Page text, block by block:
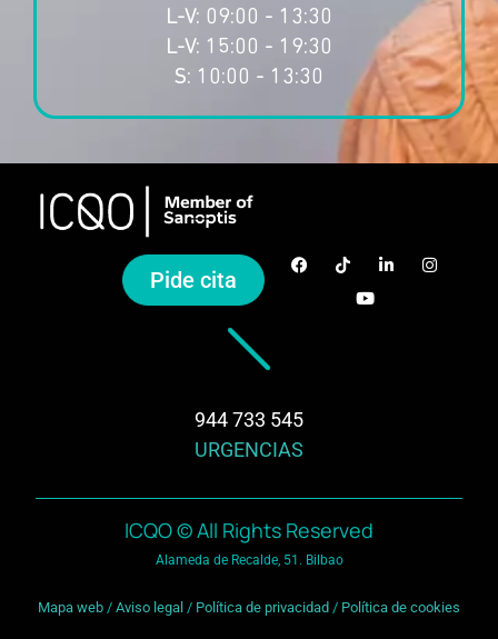
L-V: 09:00 - 13:30
L-V: 15:00 - 19:30
S: 10:00 - 13:30
Pide cita
944 733 545
URGENCIAS
ICQO © All Rights Reserved
Alameda de Recalde, 51. Bilbao
Mapa web / Aviso legal / Política de privacidad / Política de cookies